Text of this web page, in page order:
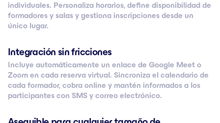
individuales. Personaliza horarios, define disponibilidad de
formadores y salas y gestiona inscripciones desde un
único lugar.
Integración sin fricciones
Incluye automáticamente un enlace de Google Meet o
Zoom en cada reserva virtual. Sincroniza el calendario de
cada formador, cobra online y mantén informados a los
participantes con SMS y correo electrónico.